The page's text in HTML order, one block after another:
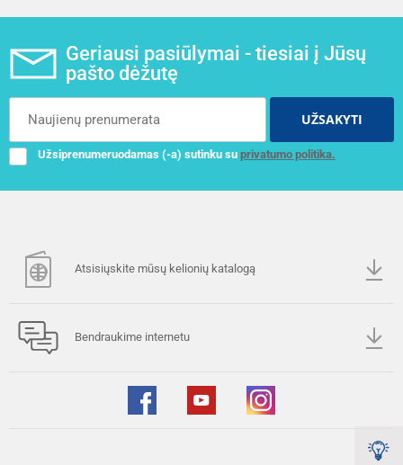
Geriausi pasiūlymai - tiesiai į Jūsų
pašto dėžutę
UŽSAKYTI
Užsiprenumeruodamas (-a) sutinku su privatumo politika.
Atsisiųskite mūsų kelionių katalogą
Bendraukime internetu